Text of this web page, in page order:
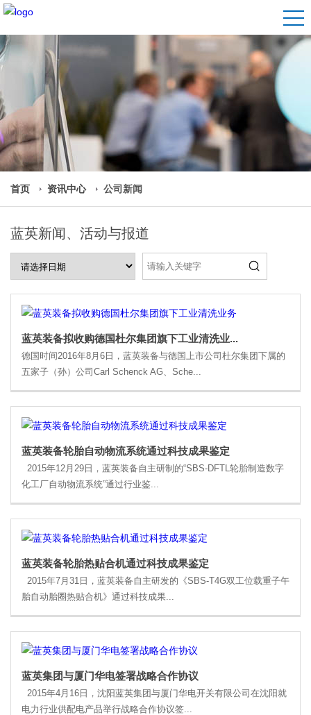
首页 资讯中心 公司新闻
蓝英新闻、活动与报道
蓝英装备拟收购德国杜尔集团旗下工业清洗业...
德国时间2016年8月6日，蓝英装备与德国上市公司杜尔集团下属的
五家子（孙）公司Carl Schenck AG、Sche...
蓝英装备轮胎自动物流系统通过科技成果鉴定
2015年12月29日，蓝英装备自主研制的“SBS-DFTL轮胎制造数字
化工厂自动物流系统”通过行业鉴...
蓝英装备轮胎热贴合机通过科技成果鉴定
2015年7月31日，蓝英装备自主研发的《SBS-T4G双工位载重子午
胎自动胎圈热贴合机》通过科技成果...
蓝英集团与厦门华电签署战略合作协议
2015年4月16日，沈阳蓝英集团与厦门华电开关有限公司在沈阳就
电力行业供配电产品举行战略合作协议签...